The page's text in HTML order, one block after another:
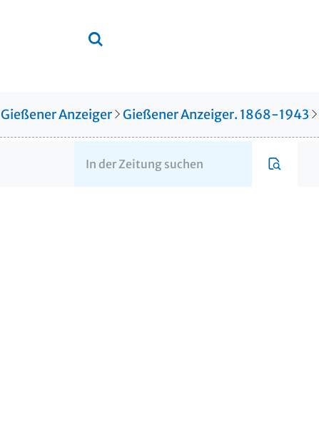
Gießener Anzeiger Gießener Anzeiger. 1868-1943